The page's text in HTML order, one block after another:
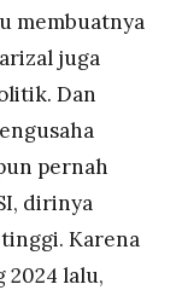
membuatnya
juga
Dan
pernah
dirinya
Karena
2024 lalu,